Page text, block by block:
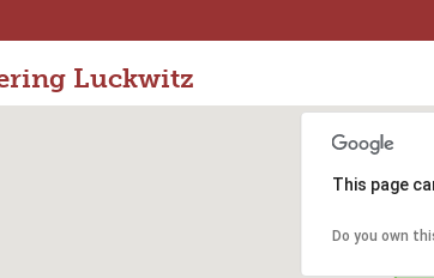
Luckwitz
This page
Do you own